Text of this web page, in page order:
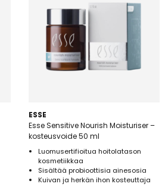
ESSE
Esse Sensitive Nourish Moisturiser –
kosteusvoide 50 ml
Luomusertifioitua hoitolatason
kosmetiikkaa
Sisältää probioottisia ainesosia
Kuivan ja herkän ihon kosteuttaja